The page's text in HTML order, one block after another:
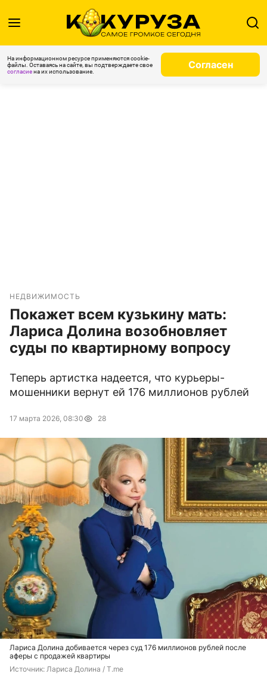
На информационном ресурсе применяются cookie-
файлы. Оставаясь на сайте, вы подтверждаете свое
согласиена их использование.
Согласен
НЕДВИЖИМОСТЬ
Покажет всем кузькину мать:
Лариса Долина возобновляет
суды по квартирному вопросу
Теперь артистка надеется, что курьеры-
мошенники вернут ей 176 миллионов рублей
17 марта 2026, 08:30 28
Лариса Долина добивается через суд 176 миллионов рублей после
аферы с продажей квартиры
Источник: Лариса Долина / T.me